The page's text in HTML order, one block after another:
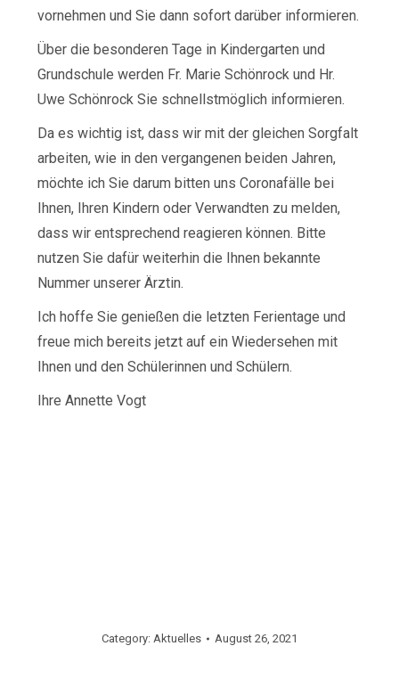
vornehmen und Sie dann sofort darüber informieren.
Über die besonderen Tage in Kindergarten und
Grundschule werden Fr. Marie Schönrock und Hr.
Uwe Schönrock Sie schnellstmöglich informieren.
Da es wichtig ist, dass wir mit der gleichen Sorgfalt
arbeiten, wie in den vergangenen beiden Jahren,
möchte ich Sie darum bitten uns Coronafälle bei
Ihnen, Ihren Kindern oder Verwandten zu melden,
dass wir entsprechend reagieren können. Bitte
nutzen Sie dafür weiterhin die Ihnen bekannte
Nummer unserer Ärztin.
Ich hoffe Sie genießen die letzten Ferientage und
freue mich bereits jetzt auf ein Wiedersehen mit
Ihnen und den Schülerinnen und Schülern.
Ihre Annette Vogt
Category: Aktuelles August 26, 2021